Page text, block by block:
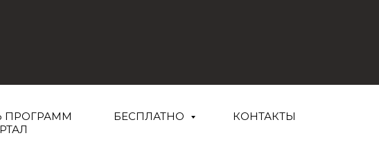
ПРОГРАММ БЕСПЛАТНО
КОНТАКТЫ